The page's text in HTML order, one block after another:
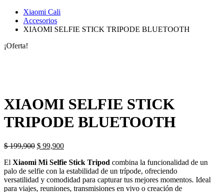
Xiaomi Cali
Accesorios
XIAOMI SELFIE STICK TRIPODE BLUETOOTH
¡Oferta!
XIAOMI SELFIE STICK
TRIPODE BLUETOOTH
$199,900 El
original
era:
$ 199,900.
$ 99,900El
actual
es:
$ 99,900.
El Xiaomi Mi Selfie Stick Tripod combina la funcionalidad de un
palo de selfie con la estabilidad de un trípode, ofreciendo
versatilidad y comodidad para capturar tus mejores momentos. Ideal
para viajes, reuniones, transmisiones en vivo o creación de